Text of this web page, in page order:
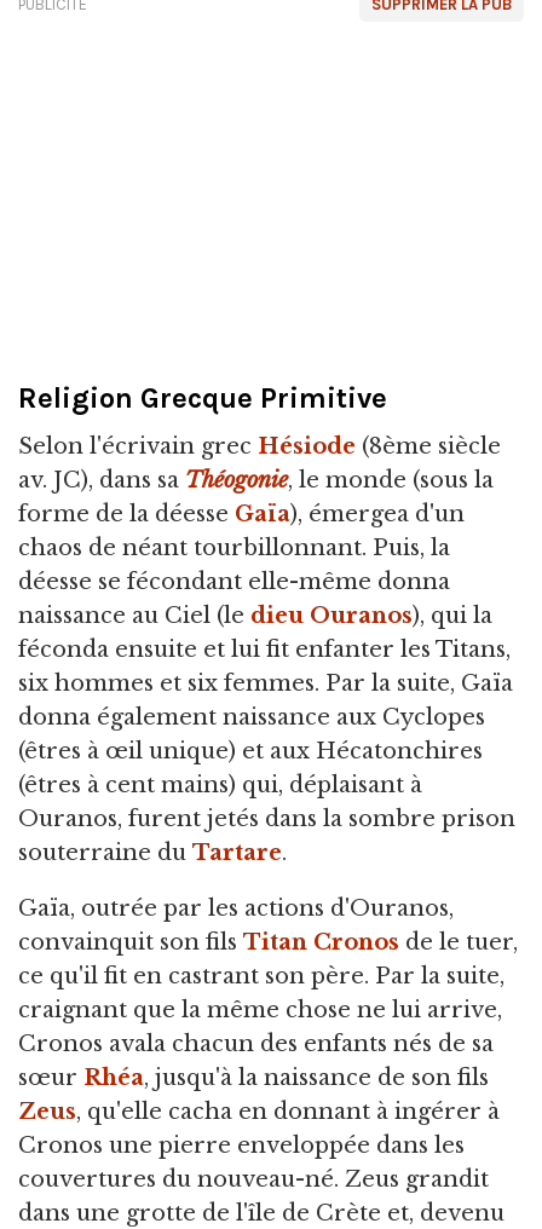
SUPPRIMER LA PUB
PUBLICITÉ
Religion Grecque Primitive
Selon l'écrivain grec Hésiode (8ème siècle
av. JC), dans sa Théogonie, le monde (sous la
forme de la déesse Gaïa), émergea d'un
chaos de néant tourbillonnant. Puis, la
déesse se fécondant elle-même donna
naissance au Ciel (le dieu Ouranos), qui la
féconda ensuite et lui fit enfanter les Titans,
six hommes et six femmes. Par la suite, Gaïa
donna également naissance aux Cyclopes
(êtres à œil unique) et aux Hécatonchires
(êtres à cent mains) qui, déplaisant à
Ouranos, furent jetés dans la sombre prison
souterraine du Tartare.
Gaïa, outrée par les actions d'Ouranos,
convainquit son fils Titan Cronos de le tuer,
ce qu'il fit en castrant son père. Par la suite,
craignant que la même chose ne lui arrive,
Cronos avala chacun des enfants nés de sa
sœur Rhéa, jusqu'à la naissance de son fils
Zeus, qu'elle cacha en donnant à ingérer à
Cronos une pierre enveloppée dans les
couvertures du nouveau-né. Zeus grandit
dans une grotte de l'île de Crète et, devenu